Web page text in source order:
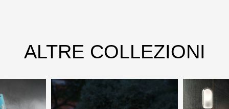
ALTRE COLLEZIONI